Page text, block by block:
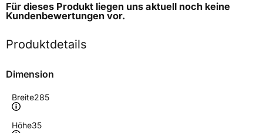
Für dieses Produkt liegen uns aktuell noch keine
Kundenbewertungen vor.
Produktdetails
Dimension
Breite285
Höhe35